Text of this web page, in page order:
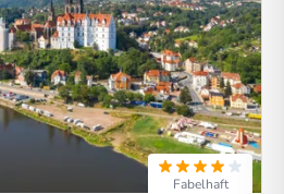
Fabelhaft